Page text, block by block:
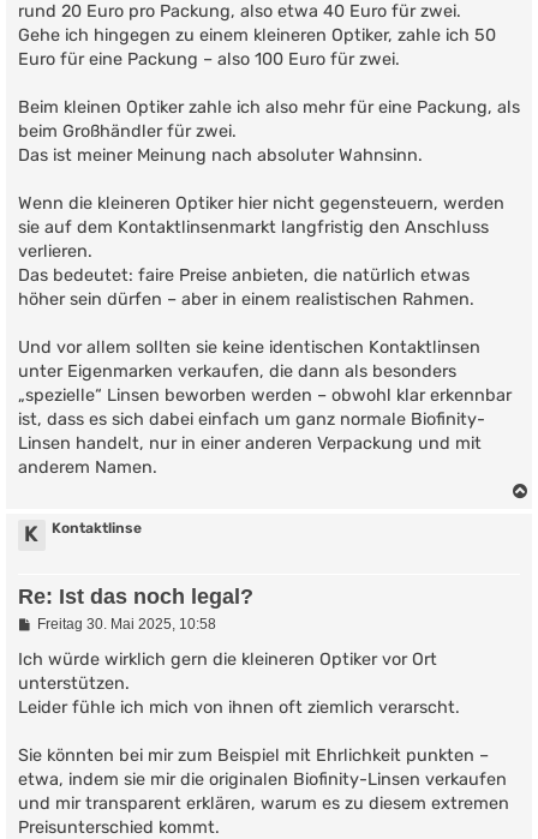
rund 20 Euro pro Packung, also etwa 40 Euro für zwei.
Gehe ich hingegen zu einem kleineren Optiker, zahle ich 50
Euro für eine Packung – also 100 Euro für zwei.
Beim kleinen Optiker zahle ich also mehr für eine Packung, als
beim Großhändler für zwei.
Das ist meiner Meinung nach absoluter Wahnsinn.
Wenn die kleineren Optiker hier nicht gegensteuern, werden
sie auf dem Kontaktlinsenmarkt langfristig den Anschluss
verlieren.
Das bedeutet: faire Preise anbieten, die natürlich etwas
höher sein dürfen – aber in einem realistischen Rahmen.
Und vor allem sollten sie keine identischen Kontaktlinsen
unter Eigenmarken verkaufen, die dann als besonders
„spezielle“ Linsen beworben werden – obwohl klar erkennbar
ist, dass es sich dabei einfach um ganz normale Biofinity-
Linsen handelt, nur in einer anderen Verpackung und mit
anderem Namen.
K Kontaktlinse
Re: Ist das noch legal?
B
i
r
a
Freitag 30. Mai 2025, 10:58
Ich würde wirklich gern die kleineren Optiker vor Ort
unterstützen.
Leider fühle ich mich von ihnen oft ziemlich verarscht.
Sie könnten bei mir zum Beispiel mit Ehrlichkeit punkten –
etwa, indem sie mir die originalen Biofinity-Linsen verkaufen
und mir transparent erklären, warum es zu diesem extremen
Preisunterschied kommt.